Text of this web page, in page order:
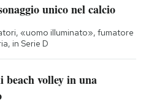
unico nel calcio
«uomo illuminato», fumatore
in Serie D
beach volley in una